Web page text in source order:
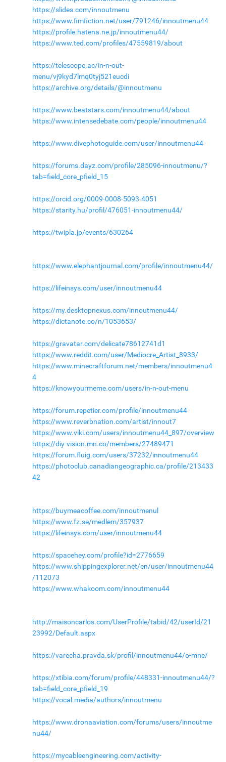
https://slides.com/innoutmenu
https://www.fimfiction.net/user/791246/innoutmenu44
https://profile.hatena.ne.jp/innoutmenu44/
https://www.ted.com/profiles/47559819/about
https://telescope.ac/in-n-out-
menu/vj9kyd7lmq0tyj521eucdi
https://archive.org/details/@innoutmenu
https://www.beatstars.com/innoutmenu44/about
https://www.intensedebate.com/people/innoutmenu44
https://www.divephotoguide.com/user/innoutmenu44
https://forums.dayz.com/profile/285096-innoutmenu/?
tab=field_core_pfield_15
https://orcid.org/0009-0008-5093-4051
https://starity.hu/profil/476051-innoutmenu44/
https://twipla.jp/events/630264
https://www.elephantjournal.com/profile/innoutmenu44/
https://lifeinsys.com/user/innoutmenu44
https://my.desktopnexus.com/innoutmenu44/
https://dictanote.co/n/1053653/
https://gravatar.com/delicate78612741d1
https://www.reddit.com/user/Mediocre_Artist_8933/
https://www.minecraftforum.net/members/innoutmenu4
4
https://knowyourmeme.com/users/in-n-out-menu
https://forum.repetier.com/profile/innoutmenu44
https://www.reverbnation.com/artist/innout7
https://www.viki.com/users/innoutmenu44_897/overview
https://diy-vision.mn.co/members/27489471
https://forum.fluig.com/users/37232/innoutmenu44
https://photoclub.canadiangeographic.ca/profile/213433
42
https://buymeacoffee.com/innoutmenul
https://www.fz.se/medlem/357937
https://lifeinsys.com/user/innoutmenu44
https://spacehey.com/profile?id=2776659
https://www.shippingexplorer.net/en/user/innoutmenu44
/112073
https://www.whakoom.com/innoutmenu44
http://maisoncarlos.com/UserProfile/tabid/42/userId/21
23992/Default.aspx
https://varecha.pravda.sk/profil/innoutmenu44/o-mne/
https://xtibia.com/forum/profile/448331-innoutmenu44/?
tab=field_core_pfield_19
https://vocal.media/authors/innoutmenu
https://www.dronaaviation.com/forums/users/innoutme
nu44/
https://mycableengineering.com/activity-